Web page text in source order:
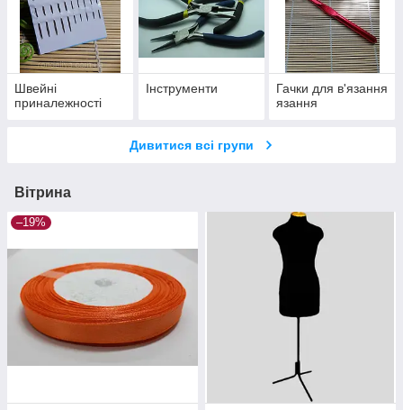
Швейні
приналежності
Інструменти
Гачки для в'язання
язання
Дивитися всі групи
Вітрина
–19%